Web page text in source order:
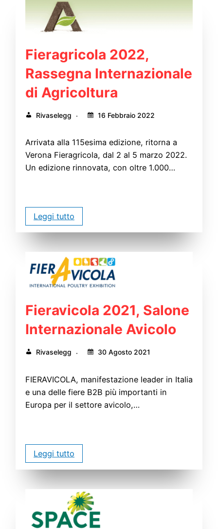
Fieragricola 2022,
Rassegna Internazionale
di Agricoltura
Rivaselegg 16 Febbraio 2022
Arrivata alla 115esima edizione, ritorna a
Verona Fieragricola, dal 2 al 5 marzo 2022.
Un edizione rinnovata, con oltre 1.000…
Leggi tutto
Fieravicola 2021, Salone
Internazionale Avicolo
Rivaselegg 30 Agosto 2021
FIERAVICOLA, manifestazione leader in Italia
e una delle fiere B2B più importanti in
Europa per il settore avicolo,…
Leggi tutto